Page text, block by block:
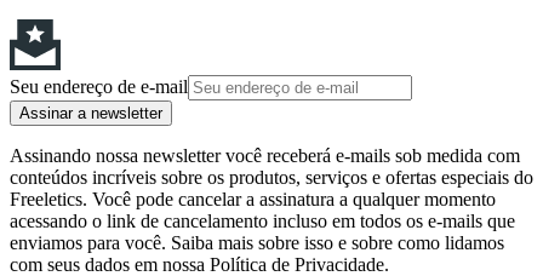
Seu endereço de e-mail
Assinar a newsletter
Assinando nossa newsletter você receberá e-mails sob medida com
conteúdos incríveis sobre os produtos, serviços e ofertas especiais do
Freeletics. Você pode cancelar a assinatura a qualquer momento
acessando o link de cancelamento incluso em todos os e-mails que
enviamos para você. Saiba mais sobre isso e sobre como lidamos
com seus dados em nossa Política de Privacidade.